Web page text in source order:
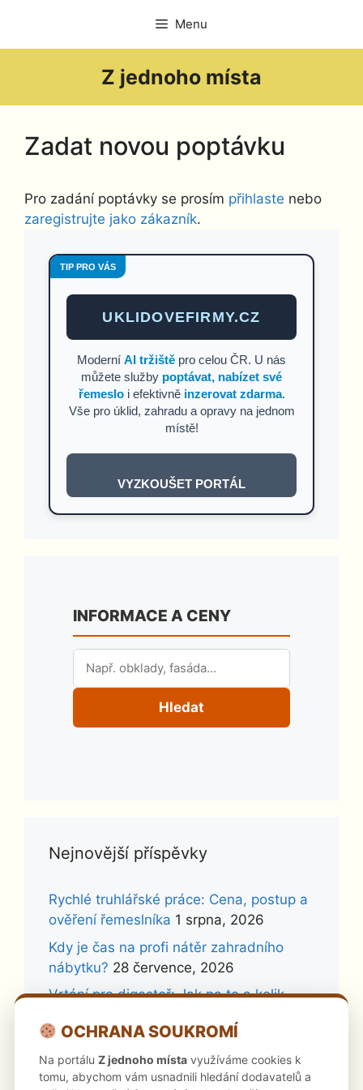
obsah
Menu
Z jednoho místa
Zadat novou poptávku
Pro zadání poptávky se prosím přihlaste nebo
zaregistrujte jako zákazník.
TIP PRO VÁS
UKLIDOVEFIRMY.CZ
Moderní AI tržiště pro celou ČR. U nás
můžete služby poptávat, nabízet své
řemesloi efektivně inzerovat zdarma.
Vše pro úklid, zahradu a opravy na jednom
místě!
VYZKOUŠET PORTÁL
INFORMACE A CENY
Hledat
Nejnovější příspěvky
Rychlé truhlářské práce: Cena, postup a
ověření řemeslníka 1 srpna, 2026
Kdy je čas na profi nátěr zahradního
nábytku? 28 července, 2026
Vrtání pro digestoř: Jak na to a kolik
Neseřízená okna: Skrytá rizika a jak se
jim vyhnout 24 července, 2026
OCHRANA SOUKROMÍ
Na portálu Z jednoho místavyužíváme cookies k
tomu, abychom vám usnadnili hledání dodavatelů a